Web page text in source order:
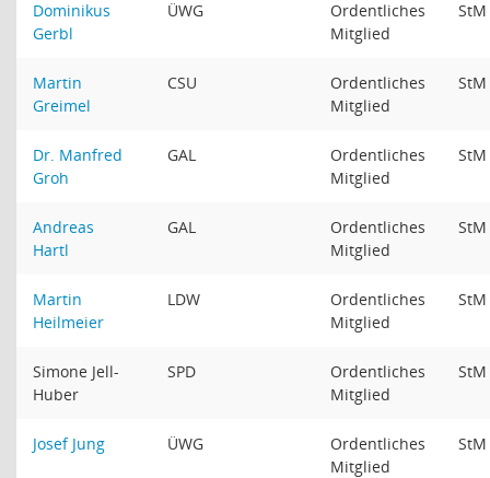
Dominikus
Gerbl
ÜWG
Ordentliches
Mitglied
StM
Martin
Greimel
CSU
Ordentliches
Mitglied
StM
Dr. Manfred
Groh
GAL
Ordentliches
Mitglied
StM
Andreas
Hartl
GAL
Ordentliches
Mitglied
StM
Martin
Heilmeier
LDW
Ordentliches
Mitglied
StM
Simone Jell-
Huber
SPD
Ordentliches
Mitglied
StM
Josef Jung ÜWG
Ordentliches
Mitglied
StM